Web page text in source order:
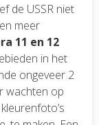
de USSR niet
meer
11 en 12
in het
ongeveer 2
wachten op